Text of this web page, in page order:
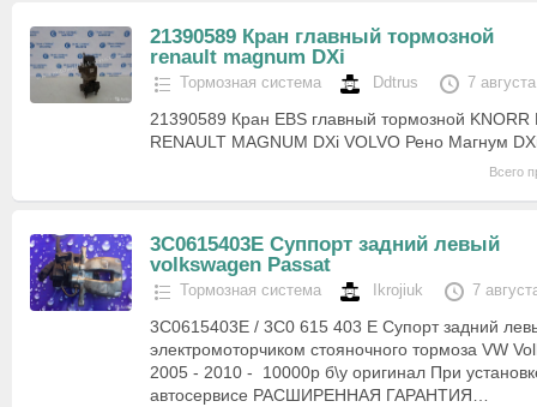
21390589 Кран главный тоpмозной
renault magnum DXi
Тормозная система Ddtrus 7
21390589 Кран EBS главный тоpмозной KNORR
RENAULT MAGNUM DXi VOLVO Рено Магнум
Всего
3C0615403E Суппорт задний левый
volkswagen Passat
Тормозная система Ikrojiuk 7
3C0615403E / 3C0 615 403 E Супорт задний
электромоторчиком стояночного тормоза VW
2005 - 2010 - 10000р б\у оригинал При
автосервисе РАСШИРЕННАЯ ГАРАНТИЯ…